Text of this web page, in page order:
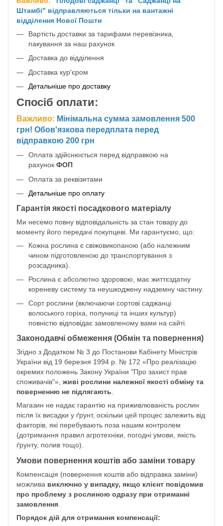
Штамбі" відправляються тільки на вантажні
відділення Нової Пошти
Вартість доставки за тарифами перевізника,
пакування за наш рахунок
Доставка до відділення
Доставка кур'єром
Детальніше про доставку
Спосіб оплати:
Важливо: Мінімальна сумма замовлення 500
грн! Обов'язкова передплата перед
відправкою 200 грн
Оплата здійснюється перед відправкою на
рахунок ФОП
Оплата за реквізитами
Детальніше про оплату
Гарантія якості посадкового матеріалу
Ми несемо повну відповідальність за стан товару до
моменту його передачі покупцеві. Ми гарантуємо, що:
Кожна рослина є свіжовикопаною (або належним
чином підготовленою до транспортування з
розсадника).
Рослина є абсолютно здоровою, має життєздатну
кореневу систему та неушкоджену надземну частину.
Сорт рослини (включаючи сортові саджанці
волоського горіха, полуниці та інших культур)
повністю відповідає замовленому вами на сайті.
Законодавчі обмеження (Обмін та повернення)
Згідно з Додатком № 3 до Постанови Кабінету Міністрів
України від 19 березня 1994 р. № 172 «Про реалізацію
окремих положень Закону України "Про захист прав
споживачів"», живі рослини належної якості обміну та
поверненню не підлягають
Магазин не надає гарантію на приживлюваність рослин
після їх висадки у ґрунт, оскільки цей процес залежить від
факторів, які перебувають поза нашим контролем
(дотримання правил агротехніки, погодні умови, якість
ґрунту, полив тощо).
Умови повернення коштів або заміни товару
Компенсація (повернення коштів або відправка заміни)
можлива виключно у випадку, якщо клієнт повідомив
про проблему з рослиною одразу при отриманні
замовлення
Порядок дій для отримання компенсації: